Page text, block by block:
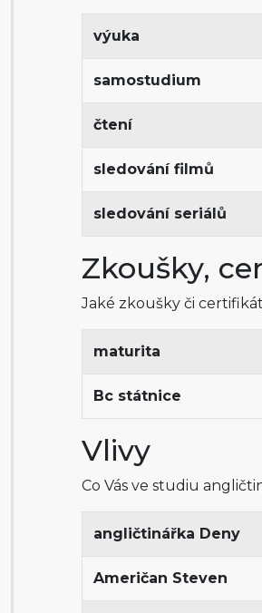
výuka
samostudium
čtení
sledování filmů
sledování seriálů
Zkoušky,
Jaké zkoušky či
maturita
Bc státnice
Vlivy
Co Vás ve studiu
angličtinářka Deny
Američan Steven